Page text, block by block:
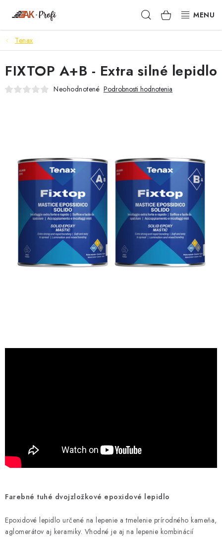
Hľadať
KOŠÍK
SIGMA
TENAX
VŠETKO ČO POTREBUJEŠ
NÁRADIE
PROXXON
PÁSKY
ODSÁVANIE NA REZANIE A BRÚSENIE OBKLADOV
Tenax
Farebné tuhé dvojzložkové epoxidové lepidlo
Epoxidové lepidlo určené na lepenie a tmelenie prírodného kameňa,
aglomerátov aj keramiky. Vhodné je aj na lepenie kombinácií
FIXTOP A+B - Extra silné lepidlo
Neohodnotené Podrobnosti hodnotenia